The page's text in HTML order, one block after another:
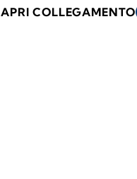
APRI COLLEGAMENTO